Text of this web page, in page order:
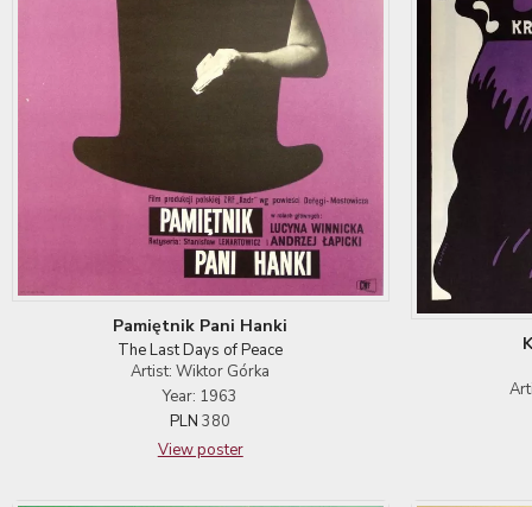
Pamiętnik Pani Hanki
The Last Days of Peace
Artist: Wiktor Górka
Year: 1963
PLN 380
View poster